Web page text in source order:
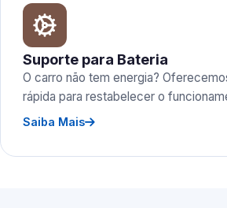
Suporte para Bateria
O carro não tem energia?
rápida para restabelecer o
Saiba Mais